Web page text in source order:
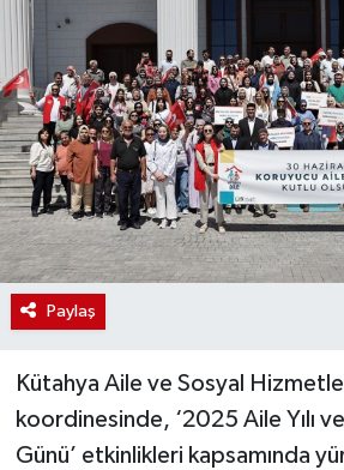
Paylaş
Kütahya Aile ve Sosyal
koordinesinde, ‘2025 Aile Yılı
Günü’ etkinlikleri kapsamında